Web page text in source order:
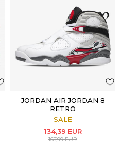
JORDAN AIR JORDAN 8
RETRO
SALE
134,39 EUR
167,99EUR